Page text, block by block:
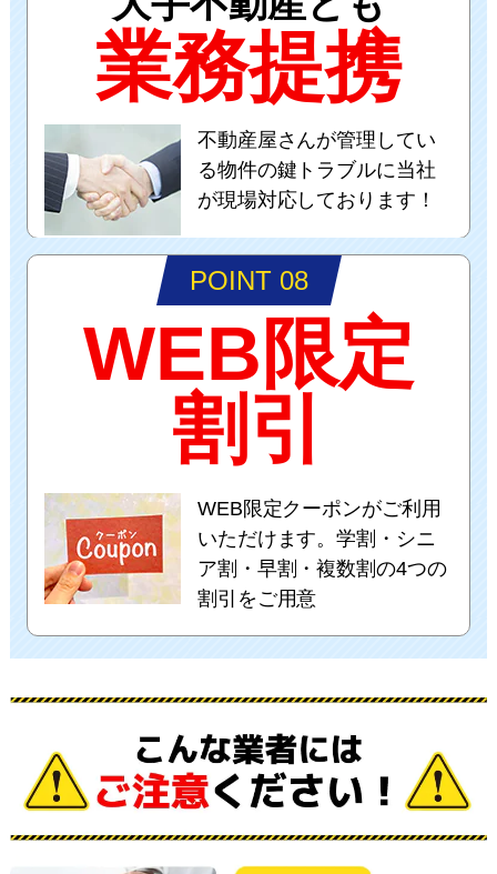
業務提携
不動産屋さんが管理してい
る物件の鍵トラブルに当社
が現場対応しております！
POINT 08
WEB限定
割引
WEB限定クーポンがご利用
いただけます。学割・シニ
ア割・早割・複数割の4つの
割引をご用意